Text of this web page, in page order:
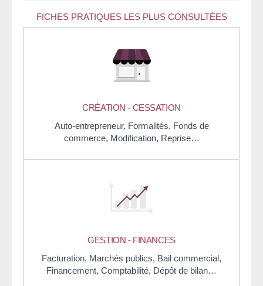
FICHES PRATIQUES LES PLUS CONSULTÉES
CRÉATION - CESSATION
Auto-entrepreneur, Formalités, Fonds de
commerce, Modification, Reprise…
GESTION - FINANCES
Facturation, Marchés publics, Bail commercial,
Financement, Comptabilité, Dépôt de bilan…